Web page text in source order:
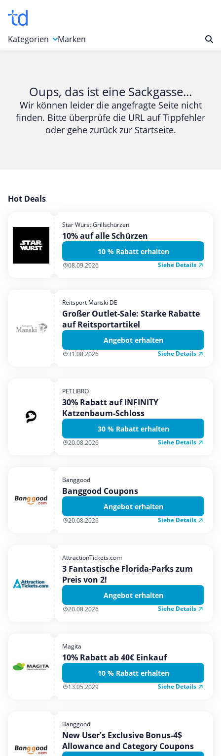
Kategorien
Bücher & Magazine
Computer & Elektronik
Entertainment & Media
Garten, Haushalt & Tiere
Mobilfunk & Internet
Mode & Accessoires
Shopping
Urlaub & Reise
Marken
Oups, das ist eine Sackgasse...
Wir können leider die angefragte Seite nicht
finden. Bitte überprüfe die URL auf Tippfehler
oder gehe zurück zur Startseite.
Hot Deals
Star Wurst Grillschürzen
10% auf alle Schürzen
10 % Rabatt erhalten
08.09.2026 Siehe Details
Reitsport Manski DE
Großer Outlet-Sale: Starke Rabatte
auf Reitsportartikel
Angebot erhalten
31.08.2026 Siehe Details
PETLIBRO
30% Rabatt auf INFINITY
Katzenbaum-Schloss
30 % Rabatt erhalten
20.08.2026 Siehe Details
Banggood
Banggood Coupons
Angebot erhalten
20.08.2026 Siehe Details
AttractionTickets.com
3 Fantastische Florida-Parks zum
Preis von 2!
Angebot erhalten
20.08.2026 Siehe Details
Magita
10% Rabatt ab 40€ Einkauf
10 % Rabatt erhalten
13.05.2029 Siehe Details
Banggood
New User's Exclusive Bonus-4$
Allowance and Category Coupons